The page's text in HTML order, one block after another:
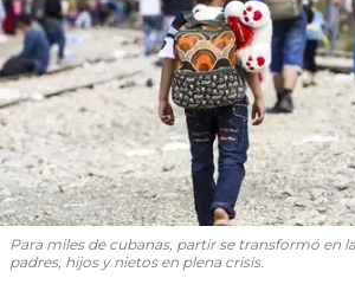
Para miles de cubanas, partir se transformó en
padres, hijos y nietos en plena crisis.